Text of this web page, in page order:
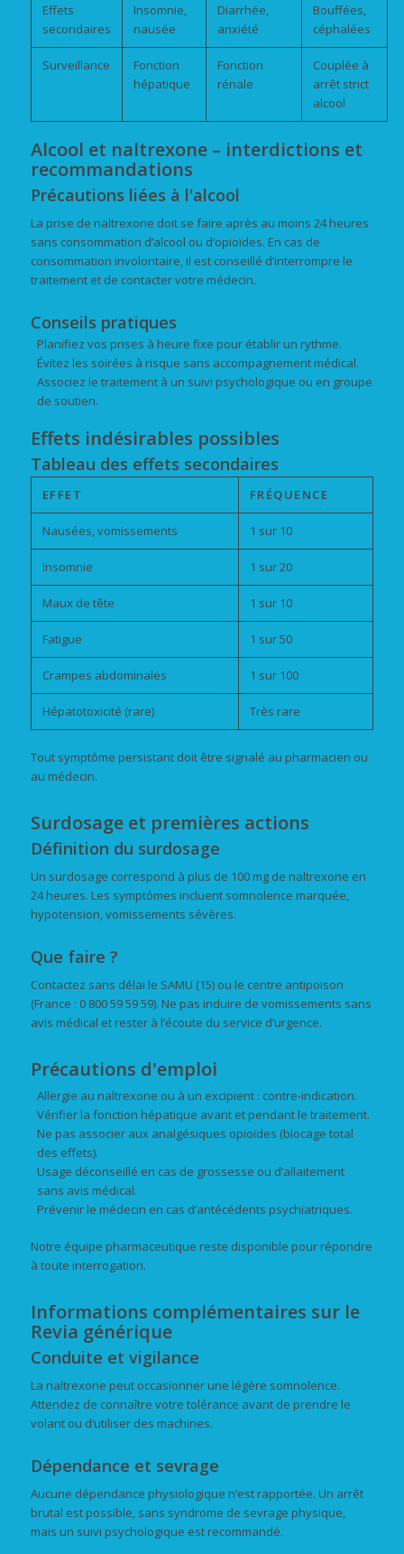
Effets
secondaires
Insomnie,
nausée
Diarrhée,
anxiété
Bouffées,
céphalées
Surveillance
Fonction
hépatique
Fonction
rénale
Couplée à
arrêt strict
alcool
Alcool et naltrexone – interdictions et
recommandations
Précautions liées à l'alcool
La prise de naltrexone doit se faire après au moins 24 heures
sans consommation d’alcool ou d’opioïdes. En cas de
consommation involontaire, il est conseillé d’interrompre le
traitement et de contacter votre médecin.
Conseils pratiques
Planifiez vos prises à heure fixe pour établir un rythme.
Évitez les soirées à risque sans accompagnement médical.
Associez le traitement à un suivi psychologique ou en groupe
de soutien.
Effets indésirables possibles
Tableau des effets secondaires
EFFET FRÉQUENCE
Nausées, vomissements 1 sur 10
Insomnie 1 sur 20
Maux de tête 1 sur 10
Fatigue 1 sur 50
Crampes abdominales 1 sur 100
Hépatotoxicité (rare) Très rare
Tout symptôme persistant doit être signalé au pharmacien ou
au médecin.
Surdosage et premières actions
Définition du surdosage
Un surdosage correspond à plus de 100 mg de naltrexone en
24 heures. Les symptômes incluent somnolence marquée,
hypotension, vomissements sévères.
Que faire ?
Contactez sans délai le SAMU (15) ou le centre antipoison
(France : 0 800 59 59 59). Ne pas induire de vomissements sans
avis médical et rester à l’écoute du service d’urgence.
Précautions d'emploi
Allergie au naltrexone ou à un excipient : contre-indication.
Vérifier la fonction hépatique avant et pendant le traitement.
Ne pas associer aux analgésiques opioïdes (blocage total
des effets).
Usage déconseillé en cas de grossesse ou d’allaitement
sans avis médical.
Prévenir le médecin en cas d’antécédents psychiatriques.
Notre équipe pharmaceutique reste disponible pour répondre
à toute interrogation.
Informations complémentaires sur le
Revia générique
Conduite et vigilance
La naltrexone peut occasionner une légère somnolence.
Attendez de connaître votre tolérance avant de prendre le
volant ou d’utiliser des machines.
Dépendance et sevrage
Aucune dépendance physiologique n’est rapportée. Un arrêt
brutal est possible, sans syndrome de sevrage physique,
mais un suivi psychologique est recommandé.